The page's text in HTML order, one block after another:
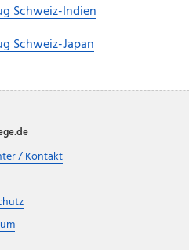
Schweiz-Indien
Schweiz-Japan